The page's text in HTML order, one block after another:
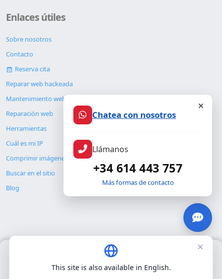
Enlaces útiles
Sobre nosotros
Contacto
Reserva cita
Reparar web hackeada
Mantenimiento web
Reparación web
Herramientas
Cuál es mi IP
Comprimir imágenes
Buscar en el sitio
Blog
© Copyright 2026. ALMC SECURITY S.L.U.
Usamos únicamente cookies propias para el funcionamiento
Chatea con nosotros
Llámanos
+34 614 443 757
Más formas de contacto
×
This site is also available in English.